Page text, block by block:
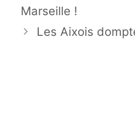
Marseille !
Les Aixois